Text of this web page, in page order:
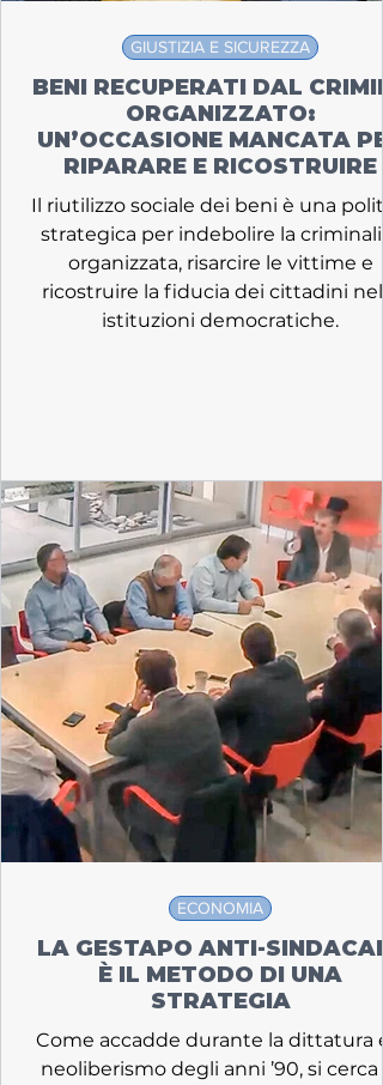
BENI RECUPERATI DAL
ORGANIZZATO:
UN’OCCASIONE MANCATA
RIPARARE E RICOSTRUIRE
Il riutilizzo sociale dei beni è una
strategica per indebolire la
organizzata, risarcire le vittime e
ricostruire la fiducia dei cittadini
istituzioni democratiche.
GIUSTIZIA E SICUREZZA
LA GESTAPO ANTI-
È IL METODO DI UNA
STRATEGIA
Come accadde durante la dittatura e
neoliberismo degli anni ’90, si cerca
ECONOMIA